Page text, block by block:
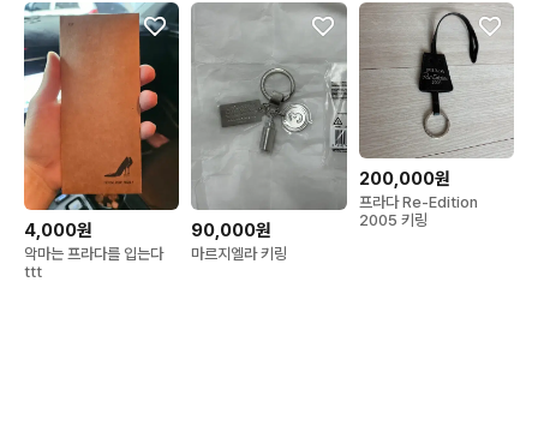
4,000원
악마는 프라다를 입는다
ttt
90,000원
마르지엘라 키링
200,000원
프라다 Re-Edition
2005 키링